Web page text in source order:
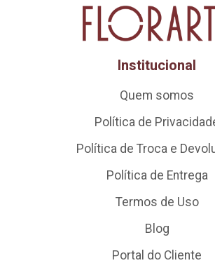
Institucional
Quem somos
Política de
Política de Troca e
Política de Entrega
Termos de Uso
Blog
Portal do Cliente